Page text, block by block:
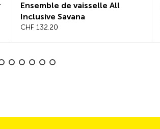
Ensemble de vaisselle All
Inclusive Savana
CHF 132.20